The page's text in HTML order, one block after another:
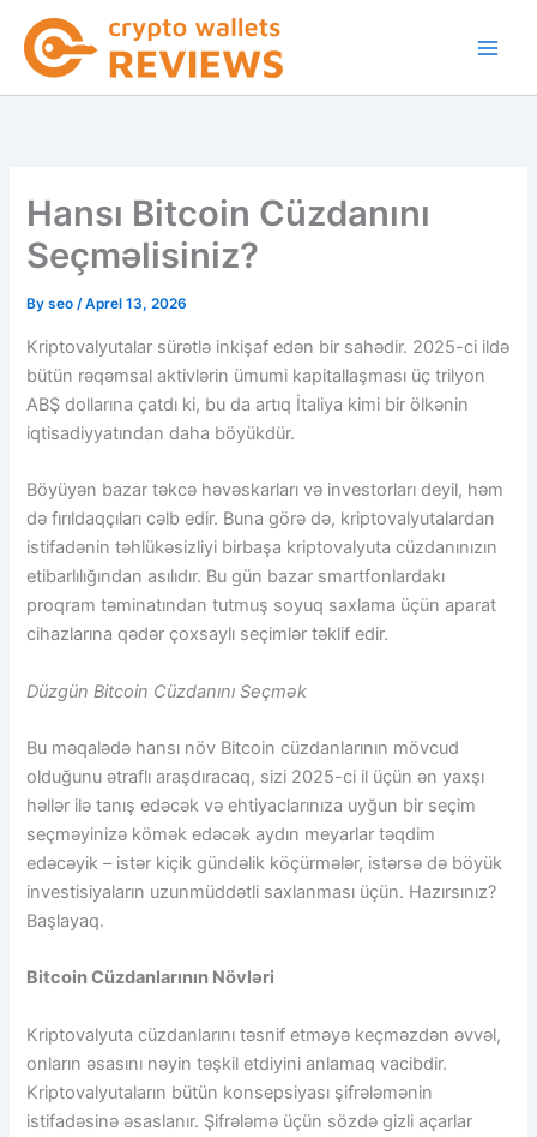
content
Hansı Bitcoin Cüzdanını
Seçməlisiniz?
Byseo/Aprel 13, 2026
Kriptovalyutalar sürətlə inkişaf edən bir sahədir. 2025-ci ildə
bütün rəqəmsal aktivlərin ümumi kapitallaşması üç trilyon
ABŞ dollarına çatdı ki, bu da artıq İtaliya kimi bir ölkənin
iqtisadiyyatından daha böyükdür.
Böyüyən bazar təkcə həvəskarları və investorları deyil, həm
də fırıldaqçıları cəlb edir. Buna görə də, kriptovalyutalardan
istifadənin təhlükəsizliyi birbaşa kriptovalyuta cüzdanınızın
etibarlılığından asılıdır. Bu gün bazar smartfonlardakı
proqram təminatından tutmuş soyuq saxlama üçün aparat
cihazlarına qədər çoxsaylı seçimlər təklif edir.
Düzgün Bitcoin Cüzdanını Seçmək
Bu məqalədə hansı növ Bitcoin cüzdanlarının mövcud
olduğunu ətraflı araşdıracaq, sizi 2025-ci il üçün ən yaxşı
həllər ilə tanış edəcək və ehtiyaclarınıza uyğun bir seçim
seçməyinizə kömək edəcək aydın meyarlar təqdim
edəcəyik – istər kiçik gündəlik köçürmələr, istərsə də böyük
investisiyaların uzunmüddətli saxlanması üçün. Hazırsınız?
Başlayaq.
Bitcoin Cüzdanlarının Növləri
Kriptovalyuta cüzdanlarını təsnif etməyə keçməzdən əvvəl,
onların əsasını nəyin təşkil etdiyini anlamaq vacibdir.
Kriptovalyutaların bütün konsepsiyası şifrələmənin
istifadəsinə əsaslanır. Şifrələmə üçün sözdə gizli açarlar